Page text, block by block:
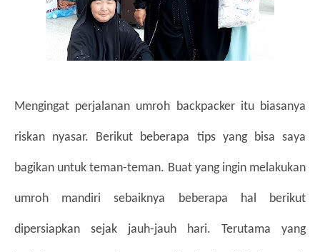
Mengingat perjalanan umroh backpacker itu biasanya
riskan nyasar. Berikut beberapa tips yang bisa saya
bagikan untuk teman-teman. Buat yang ingin melakukan
umroh mandiri sebaiknya beberapa hal berikut
dipersiapkan sejak jauh-jauh hari. Terutama yang